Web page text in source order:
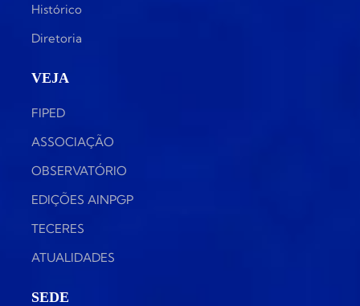
Histórico
Diretoria
VEJA
FIPED
ASSOCIAÇÃO
OBSERVATÓRIO
EDIÇÕES AINPGP
TECERES
ATUALIDADES
SEDE